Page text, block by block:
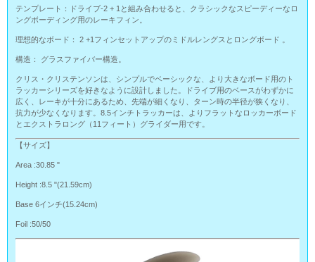
テンプレート：ドライブ-2 + 1と組み合わせると、クラシックなスピーディーなロ
ングボーディング用のレーキフィン。
理想的なボード： 2 +1フィンセットアップのミドルレングスとロングボード 。
構造： グラスファイバー構造。
クリス・クリステンソンは、シンプルでベーシックな、より大きなボード用のト
ラッカーシリーズを好きなように設計しました。ドライブ用のベースがわずかに
広く、レーキが十分にあるため、先端が細くなり、ターン時の半径が狭くなり、
抗力が少なくなります。8.5インチトラッカーは、よりフラットなロッカーボード
とエクストラロング（11フィート）グライダー用です。
【サイズ】
Area :30.85 "
Height :8.5 "(21.59cm)
Base 6インチ(15.24cm)
Foil :50/50